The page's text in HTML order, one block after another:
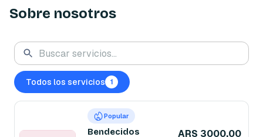
Sobre nosotros
Todos los servicios 1
Popular
Bendecidos ARS 3000,00